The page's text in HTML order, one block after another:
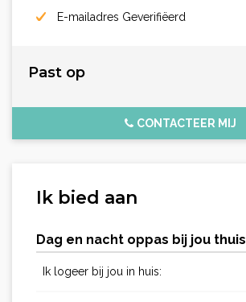
E-mailadres Geverifiëerd
Past op
CONTACTEER MIJ
Ik bied aan
Dag en nacht oppas bij jou thuis
Ik logeer bij jou in huis: